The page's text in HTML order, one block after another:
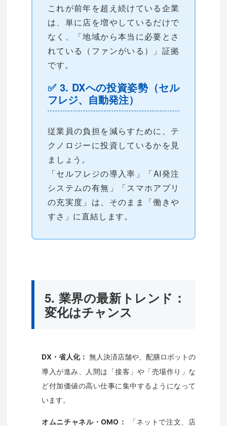
これが前年を超え続けている企業
は、単に店を増やしているだけで
なく、「地域から本当に必要とさ
れている（ファンがいる）」証拠
です。
✅ 3. DXへの投資姿勢（セル
フレジ、自動発注）
従業員の負担を減らすために、テ
クノロジーに投資しているかを見
ましょう。
「セルフレジの導入率」「AI発注
システムの有無」「スマホアプリ
の充実度」は、そのまま「働きや
すさ」に直結します。
5. 業界の最新トレンド：
変化はチャンス
DX・省人化： 無人決済店舗や、配膳ロボットの
導入が進み、人間は「接客」や「売場作り」な
ど付加価値の高い仕事に集中するようになって
います。
オムニチャネル・OMO： 「ネットで注文、店